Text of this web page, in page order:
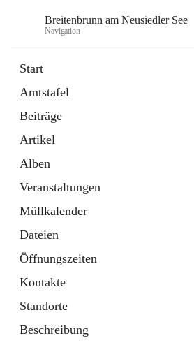
Breitenbrunn am Neusiedler See
Navigation
Start
Amtstafel
Beiträge
Artikel
Alben
Veranstaltungen
Müllkalender
Dateien
Öffnungszeiten
Kontakte
Standorte
Beschreibung
18 Schnellzugriffe
Gemeindeservice